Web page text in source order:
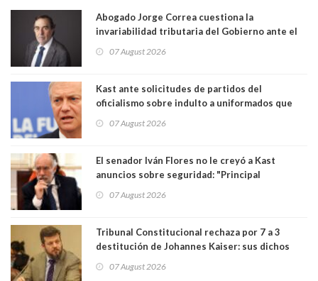
Abogado Jorge Correa cuestiona la
invariabilidad tributaria del Gobierno ante el
democracia” y "defendemos la alternancia en el
07 August 2026
Kast ante solicitudes de partidos del
oficialismo sobre indulto a uniformados que
07 August 2026
El senador Iván Flores no le creyó a Kast
anuncios sobre seguridad: "Principal
perseguir ruta del dinero y levantar secreto
07 August 2026
Tribunal Constitucional rechaza por 7 a 3
destitución de Johannes Kaiser: sus dichos
justicia constitucional porque no es diputado
07 August 2026